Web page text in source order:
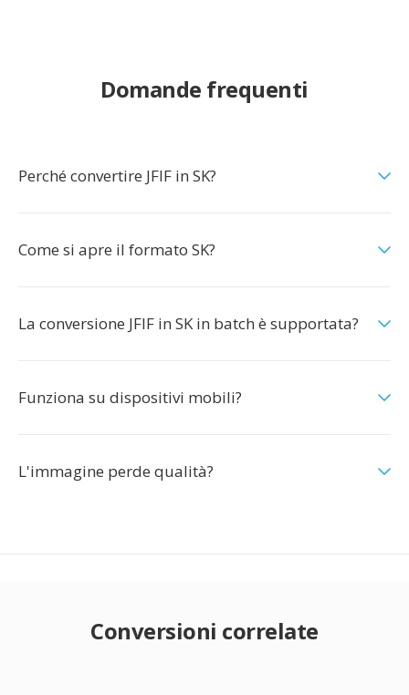
Domande frequenti
Perché convertire JFIF in SK?
Come si apre il formato SK?
La conversione JFIF in SK in batch è supportata?
Funziona su dispositivi mobili?
L'immagine perde qualità?
Conversioni correlate